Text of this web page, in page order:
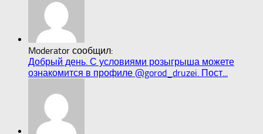
Moderator сообщил:
Добрый день. С условиями розыгрыша можете
ознакомится в профиле @gorod_druzei. Пост...